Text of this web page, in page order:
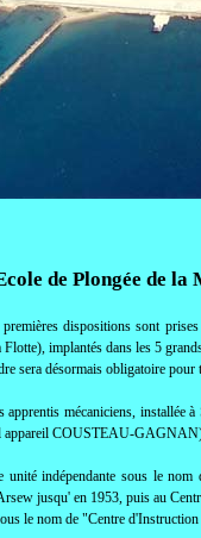
de Plongée de la
dispositions sont
implantés dans les 5
sera désormais obligatoire
apprentis mécaniciens,
appareil COUSTEAU-
indépendante sous le
jusqu' en 1953, puis au
le nom de "Centre